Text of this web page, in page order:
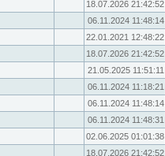
18.07.2026 21:42:52
06.11.2024 11:48:14
22.01.2021 12:48:22
18.07.2026 21:42:52
21.05.2025 11:51:11
06.11.2024 11:18:21
06.11.2024 11:48:14
06.11.2024 11:48:31
02.06.2025 01:01:38
18.07.2026 21:42:52